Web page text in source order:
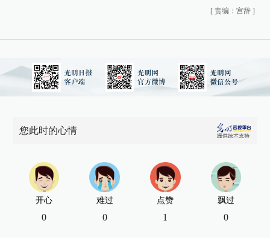
[ 责编：宫辞 ]
您此时的心情
开心
0
难过
0
点赞
1
飘过
0